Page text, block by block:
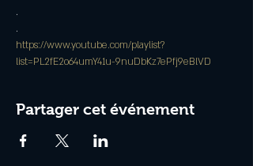
.
.
https://www.youtube.com/playlist?
list=PL2fE2o64umY41u-9nuDbKz7ePfj9eBlVD
Partager cet événement